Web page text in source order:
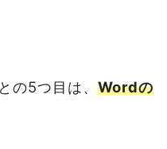
の5つ目は、 Wordの